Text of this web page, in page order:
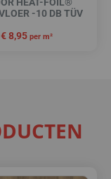
-10 DB TÜV
€8,95 per m²